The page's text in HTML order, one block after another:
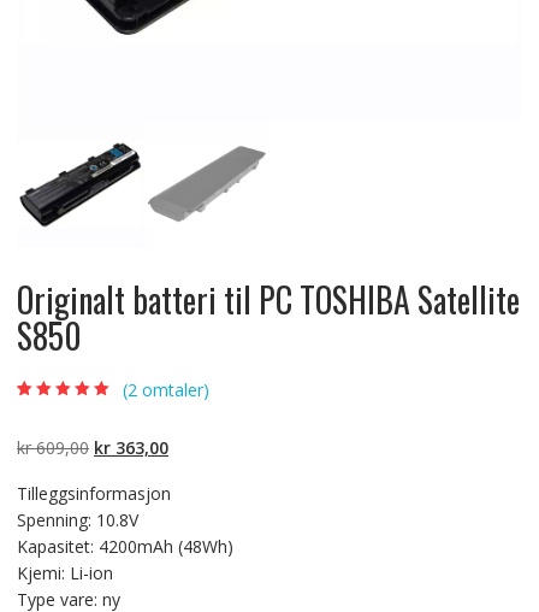
Originalt batteri til PC TOSHIBA Satellite
S850
kundevurderinger
(2omtaler)
kr609,00 Opprinnelig
var:
kr 609,00.
kr363,00Nåværende
er:
Tilleggsinformasjon
Spenning: 10.8V
Kapasitet: 4200mAh (48Wh)
Kjemi: Li-ion
Type vare: ny